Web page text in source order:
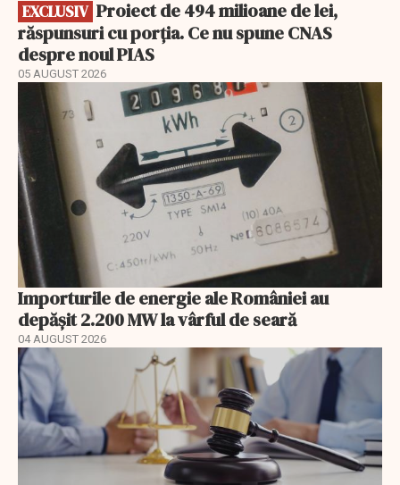
EXCLUSIV
răspunsuri cu porția. Ce nu spune CNAS
despre noul PIAS
05 AUGUST 2026
Importurile de energie ale României au
depășit 2.200 MW la vârful de seară
04 AUGUST 2026